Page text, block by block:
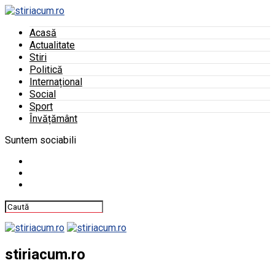
Acasă
Actualitate
Stiri
Politică
Internațional
Social
Sport
Învățământ
Suntem sociabili
stiriacum.ro